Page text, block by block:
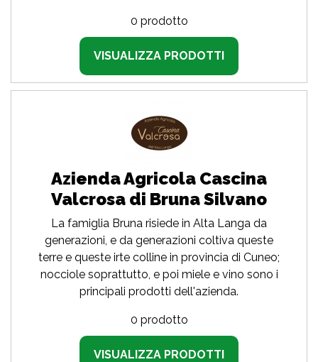
0 prodotto
VISUALIZZA PRODOTTI
Azienda Agricola Cascina
Valcrosa di Bruna Silvano
La famiglia Bruna risiede in Alta Langa da
generazioni, e da generazioni coltiva queste
terre e queste irte colline in provincia di Cuneo;
nocciole soprattutto, e poi miele e vino sono i
principali prodotti dell'azienda.
0 prodotto
VISUALIZZA PRODOTTI